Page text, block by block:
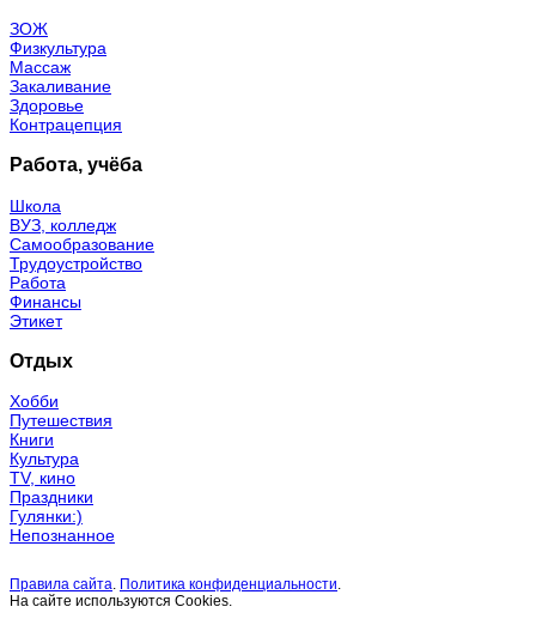
ЗОЖ
Физкультура
Массаж
Закаливание
Здоровье
Контрацепция
Работа, учёба
Школа
ВУЗ, колледж
Самообразование
Трудоустройство
Работа
Финансы
Этикет
Отдых
Хобби
Путешествия
Книги
Культура
TV, кино
Праздники
Гулянки:)
Непознанное
Правила сайта. Политика конфиденциальности.
На сайте используются Cookies.